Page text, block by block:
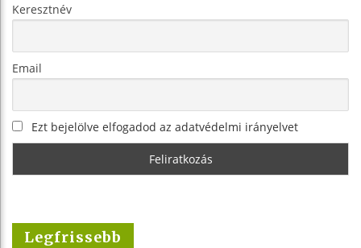
Keresztnév
Email
Ezt bejelölve elfogadod az adatvédelmi irányelvet
Legfrissebb